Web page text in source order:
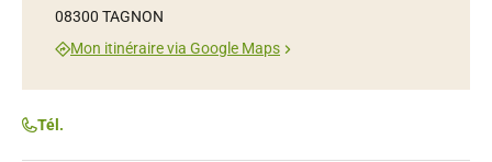
08300 TAGNON
Mon itinéraire via Google Maps
Tél.